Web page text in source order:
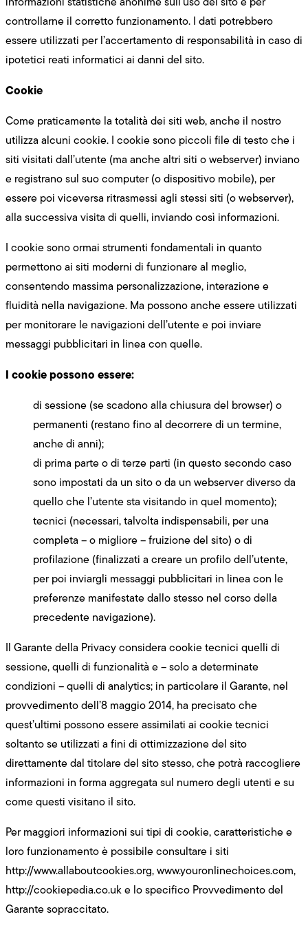
controllarne il corretto funzionamento. I dati potrebbero
essere utilizzati per l’accertamento di responsabilità in caso di
ipotetici reati informatici ai danni del sito.
Cookie
Come praticamente la totalità dei siti web, anche il nostro
utilizza alcuni cookie. I cookie sono piccoli file di testo che i
siti visitati dall’utente (ma anche altri siti o webserver) inviano
e registrano sul suo computer (o dispositivo mobile), per
essere poi viceversa ritrasmessi agli stessi siti (o webserver),
alla successiva visita di quelli, inviando così informazioni.
I cookie sono ormai strumenti fondamentali in quanto
permettono ai siti moderni di funzionare al meglio,
consentendo massima personalizzazione, interazione e
fluidità nella navigazione. Ma possono anche essere utilizzati
per monitorare le navigazioni dell’utente e poi inviare
messaggi pubblicitari in linea con quelle.
I cookie possono essere:
di sessione (se scadono alla chiusura del browser) o
permanenti (restano fino al decorrere di un termine,
anche di anni);
di prima parte o di terze parti (in questo secondo caso
sono impostati da un sito o da un webserver diverso da
quello che l’utente sta visitando in quel momento);
tecnici (necessari, talvolta indispensabili, per una
completa – o migliore – fruizione del sito) o di
profilazione (finalizzati a creare un profilo dell’utente,
per poi inviargli messaggi pubblicitari in linea con le
preferenze manifestate dallo stesso nel corso della
precedente navigazione).
Il Garante della Privacy considera cookie tecnici quelli di
sessione, quelli di funzionalità e – solo a determinate
condizioni – quelli di analytics; in particolare il Garante, nel
provvedimento dell’8 maggio 2014, ha precisato che
quest’ultimi possono essere assimilati ai cookie tecnici
soltanto se utilizzati a fini di ottimizzazione del sito
direttamente dal titolare del sito stesso, che potrà raccogliere
informazioni in forma aggregata sul numero degli utenti e su
come questi visitano il sito.
Per maggiori informazioni sui tipi di cookie, caratteristiche e
loro funzionamento è possibile consultare i siti
http://www.allaboutcookies.org, www.youronlinechoices.com,
http://cookiepedia.co.uk e lo specifico Provvedimento del
Garante sopraccitato.